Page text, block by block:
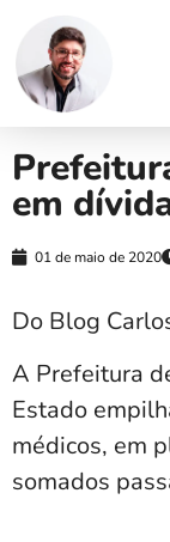
em
01 de maio de 2020
Do Blog
A Prefeitura
Estado
médicos, em
somados